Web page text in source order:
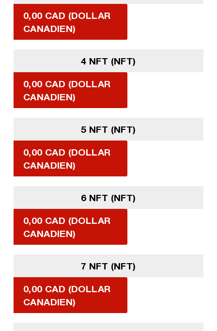
0,00 CAD (DOLLAR
CANADIEN)
4 NFT (NFT)
0,00 CAD (DOLLAR
CANADIEN)
5 NFT (NFT)
0,00 CAD (DOLLAR
CANADIEN)
6 NFT (NFT)
0,00 CAD (DOLLAR
CANADIEN)
7 NFT (NFT)
0,00 CAD (DOLLAR
CANADIEN)